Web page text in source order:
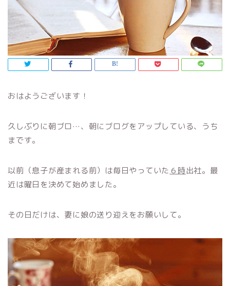
おはようございます！
久しぶりに朝ブロ…、朝にブログをアップしている、うち
まです。
以前（息子が産まれる前）は毎日やっていた ６時出社。最
近は曜日を決めて始めました。
その日だけは、妻に娘の送り迎えをお願いして。